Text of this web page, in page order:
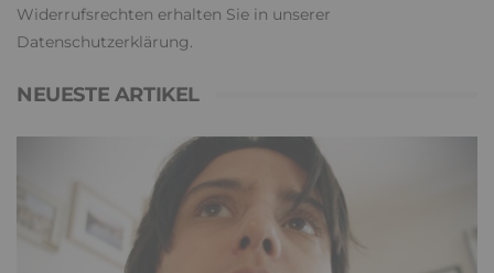
Widerrufsrechten erhalten Sie in unserer
Datenschutzerklärung.
NEUESTE ARTIKEL